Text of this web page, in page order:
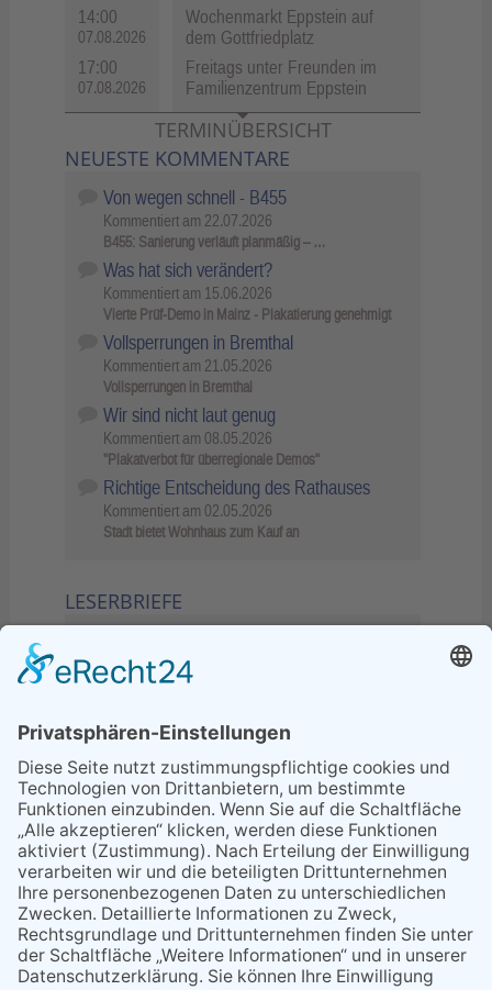
14:00
07.08.2026
Wochenmarkt Eppstein auf
dem Gottfriedplatz
17:00
07.08.2026
Freitags unter Freunden im
Familienzentrum Eppstein
TERMINÜBERSICHT
NEUESTE KOMMENTARE
Von wegen schnell - B455
Kommentiert am 22.07.2026
B455: Sanierung verläuft planmäßig – …
Was hat sich verändert?
Kommentiert am 15.06.2026
Vierte Prüf-Demo in Mainz - Plakatierung genehmigt
Vollsperrungen in Bremthal
Kommentiert am 21.05.2026
Vollsperrungen in Bremthal
Wir sind nicht laut genug
Kommentiert am 08.05.2026
"Plakatverbot für überregionale Demos"
Richtige Entscheidung des Rathauses
Kommentiert am 02.05.2026
Stadt bietet Wohnhaus zum Kauf an
LESERBRIEFE
Sperrung B455: Kleiner
Grenzverkehr statt weite Wege
21.04.2026
Wenn Bahn-Computer nicht
miteinander kommunizieren
11.03.2026
"Plakatverbot für überregionale
Demos"
04.02.2026
Gelbe Tonne – Ein kleiner Blick
über den Tellerand
04.02.2026
Plastikersparnis durch Nutzung